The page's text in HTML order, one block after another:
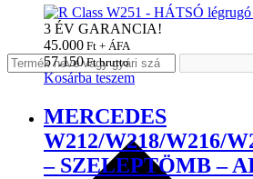
3 ÉV GARANCIA!
45.000 Ft + ÁFA
57.150Ft brutto
Kosárba teszem
MERCEDES
W212/W218/W216/
– SZELEPTÖMB –